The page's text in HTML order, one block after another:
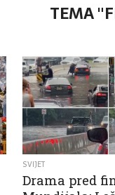
TEMA
SVIJET
Drama pred